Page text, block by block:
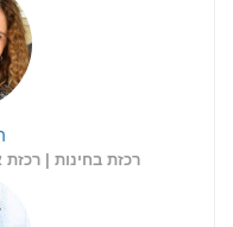
רכזת בחינות |